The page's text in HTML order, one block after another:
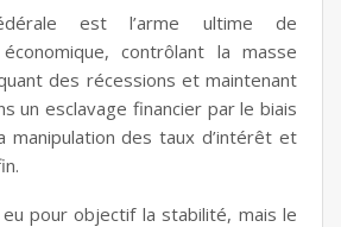
est l’arme ultime de
économique, contrôlant la masse
des récessions et maintenant
un esclavage financier par le biais
manipulation des taux d’intérêt et
eu pour objectif la stabilité, mais le